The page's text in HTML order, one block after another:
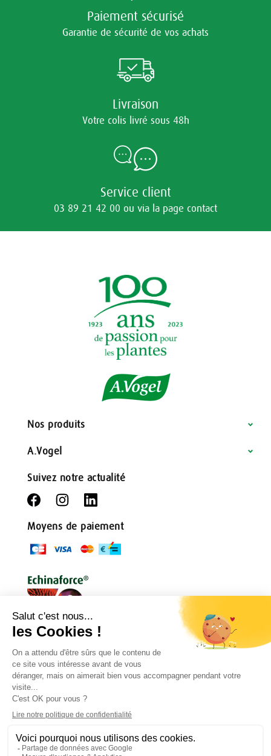
Paiement sécurisé
Garantie de sécurité de vos achats
Livraison
Votre colis livré sous 48h
Service client
03 89 21 42 00 ou via la page contact
Nos produits
A.Vogel
Suivez notre actualité
Moyens de paiement
Conditions générales Règlement de jeu
Mentions légales